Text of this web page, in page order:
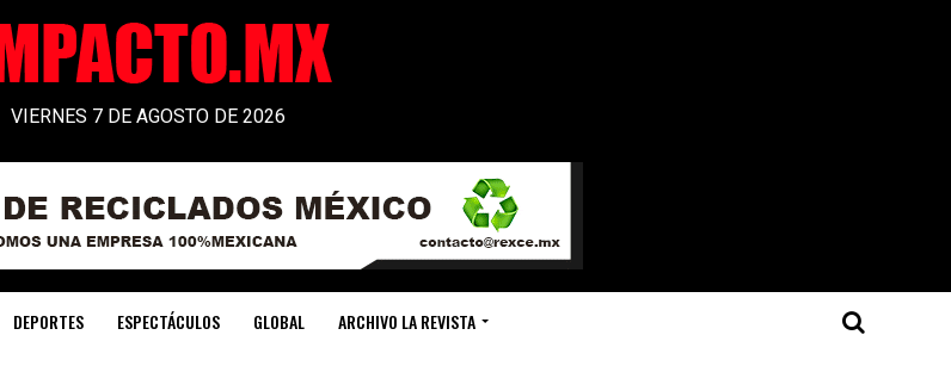
VIERNES 7 DE AGOSTO DE 2026
DEPORTES ESPECTÁCULOS GLOBAL ARCHIVO LA REVISTA